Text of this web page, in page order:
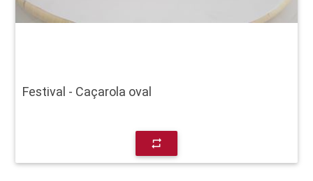
Festival - Caçarola oval
repeat